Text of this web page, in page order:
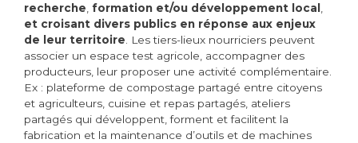
recherche formation et/ou développement local
et croisant divers publics en réponse aux enjeux
de leur territoire . Les tiers-lieux nourriciers peuvent
associer un espace test agricole, accompagner des
producteurs, leur proposer une activité complémentaire.
Ex : plateforme de compostage partagé entre citoyens
et agriculteurs, cuisine et repas partagés, ateliers
partagés qui développent, forment et facilitent la
fabrication et la maintenance d’outils et de machines